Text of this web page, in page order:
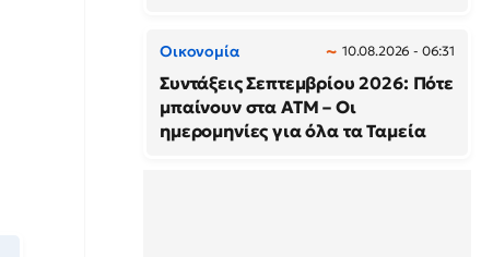
Οικονομία 10.08.2026 - 06:31
Συντάξεις Σεπτεμβρίου 2026: Πότε
μπαίνουν στα ΑΤΜ – Οι
ημερομηνίες για όλα τα Ταμεία